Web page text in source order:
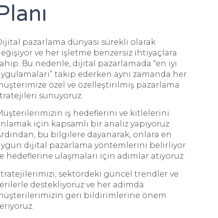
pazarlama dünyası sürekli olarak
ve her işletme benzersiz ihtiyaçlara
Bu nedenle, dijital pazarlamada “en iyi
takip ederken aynı zamanda her
özel ve özelleştirilmiş pazarlama
sunuyoruz.
iş hedeflerini ve kitlelerini
için kapsamlı bir analiz yapıyoruz.
bu bilgilere dayanarak, onlara en
dijital pazarlama yöntemlerini belirliyor
hedeflerine ulaşmaları için adımlar atıyoruz.
sektördeki güncel trendler ve
destekliyoruz ve her adımda
geri bildirimlerine önem